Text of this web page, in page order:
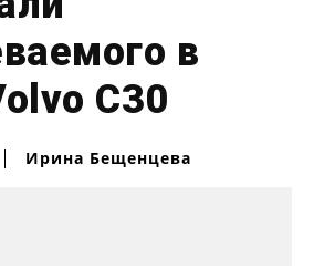
в
C30
Ирина Бещенцева